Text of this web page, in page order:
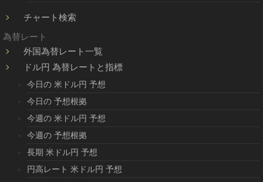
チャート検索
為替レート
外国為替レート一覧
ドル円 為替レートと指標
今日の 米ドル円 予想
今日の 予想根拠
今週の 米ドル円 予想
今週の 予想根拠
長期 米ドル円 予想
円高レート 米ドル円 予想